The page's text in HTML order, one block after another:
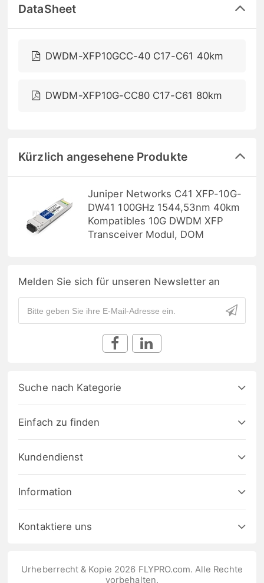
DataSheet
DWDM-XFP10GCC-40 C17-C61 40km
DWDM-XFP10G-CC80 C17-C61 80km
Kürzlich angesehene Produkte
Juniper Networks C41 XFP-10G-
DW41 100GHz 1544,53nm 40km
Kompatibles 10G DWDM XFP
Transceiver Modul, DOM
Melden Sie sich für unseren Newsletter an
Suche nach Kategorie
Einfach zu finden
Kundendienst
Information
Kontaktiere uns
Urheberrecht & Kopie 2026 FLYPRO.com. Alle Rechte
vorbehalten.